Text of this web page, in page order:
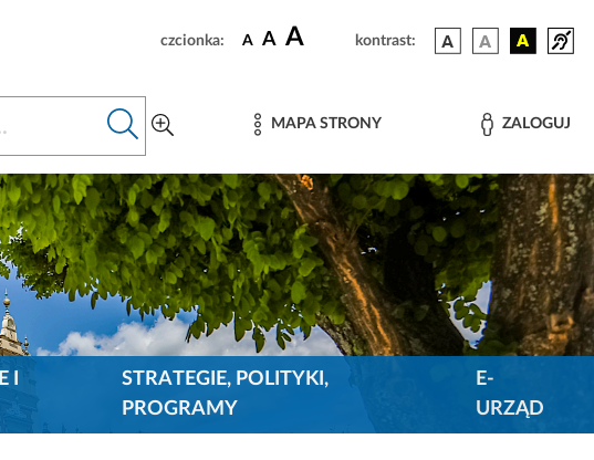
czcionka: A A A kontrast:
MAPA STRONY ZALOGUJ
I
STRATEGIE, POLITYKI,
PROGRAMY
E-
URZĄD